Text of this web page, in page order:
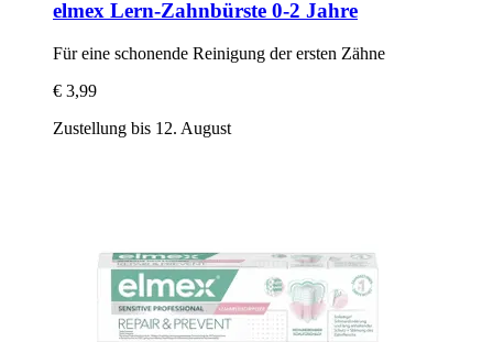
elmex Lern-​Zahnbürste 0-​2 Jahre
Für eine schonende Reinigung der ersten Zähne
€ 3,99
Zustellung bis 12. August